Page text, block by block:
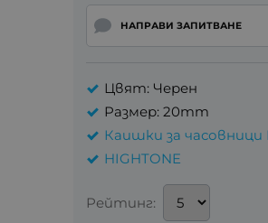
НАПРАВИ ЗАПИТВАНЕ
Цвят: Черен
Размер: 20mm
Каишки за часовници
HIGHTONE
Рейтинг: